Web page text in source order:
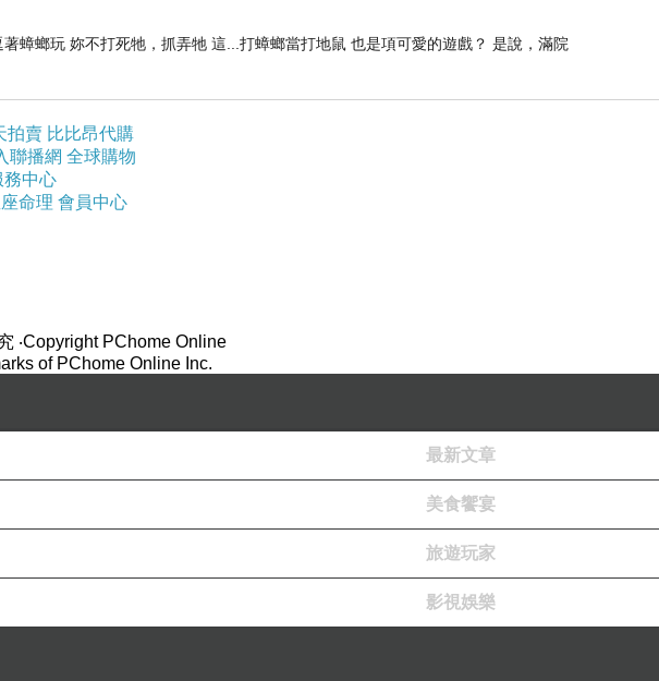
蟑螂玩 妳不打死牠，抓弄牠 這...打蟑螂當打地鼠 也是項可愛的遊戲？ 是說，滿院
拍賣 比比昂代購
聯播網 全球購物
務中心
命理 會員中心
‧Copyright PChome Online
of PChome Online Inc.
最新文章
美食饗宴
旅遊玩家
影視娛樂